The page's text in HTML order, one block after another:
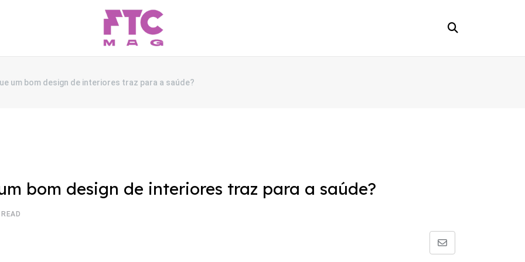
um bom design de interiores traz para a saúde?
bom design de interiores traz para a saúde?
Share